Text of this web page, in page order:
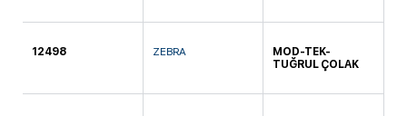
12498 ZEBRA
MOD-TEK-
TUĞRUL ÇOLAK